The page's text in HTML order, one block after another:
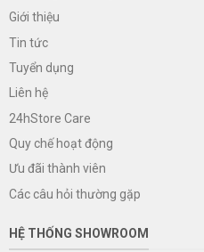
Giới thiệu
Tin tức
Tuyển dụng
Liên hệ
24hStore Care
Quy chế hoạt động
Ưu đãi thành viên
Các câu hỏi thường gặp
HỆ THỐNG SHOWROOM